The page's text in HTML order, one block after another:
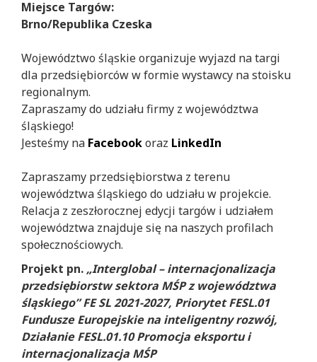
Miejsce Targów:
Brno/Republika Czeska
Województwo śląskie organizuje wyjazd na targi
dla przedsiębiorców w formie wystawcy na stoisku
regionalnym.
Zapraszamy do udziału firmy z województwa
śląskiego!
Jesteśmy na Facebookoraz LinkedIn
Zapraszamy przedsiębiorstwa z terenu
województwa śląskiego do udziału w projekcie.
Relacja z zeszłorocznej edycji targów i udziałem
województwa znajduje się na naszych profilach
społecznościowych.
Projekt pn. „Interglobal – internacjonalizacja
przedsiębiorstw sektora MŚP z województwa
śląskiego” FE SL 2021-2027, Priorytet FESL.01
Fundusze Europejskie na inteligentny rozwój,
Działanie FESL.01.10 Promocja eksportu i
internacjonalizacja MŚP